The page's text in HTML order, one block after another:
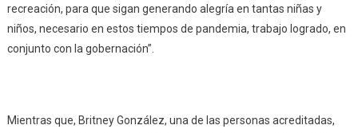
recreación, para que sigan generando alegría en tantas niñas y
niños, necesario en estos tiempos de pandemia, trabajo logrado, en
conjunto con la gobernación”.
Mientras que, Britney González, una de las personas acreditadas,